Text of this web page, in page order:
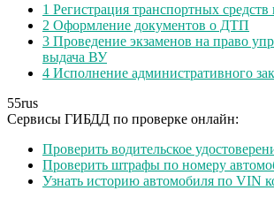
1 Регистрация транспортных
2 Оформление документов о ДТП
3 Проведение экзаменов на право
выдача ВУ
4 Исполнение административного
55rus
Сервисы ГИБДД по проверке онлайн:
Проверить водительское
Проверить штрафы по номеру
Узнать историю автомобиля по VIN